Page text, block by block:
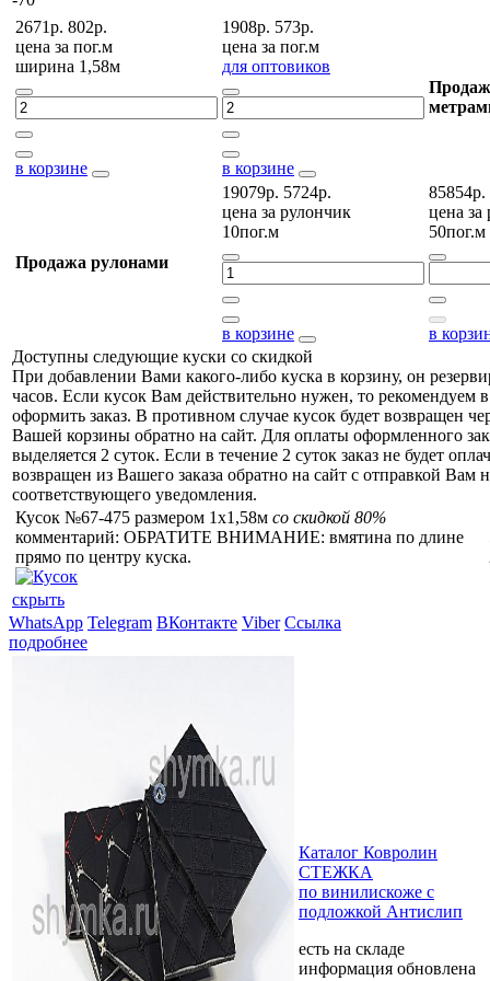
2671р. 802р.
цена за пог.м
ширина 1,58м
в корзине
1908р. 573р.
цена за пог.м
для оптовиков
в корзине
Продажа рулонами
19079р. 5724р.
цена за рулончик
10пог.м
в корзине
85854р.
цена за
50пог.м
в
Доступны следующие куски со скидкой
При добавлении Вами какого-либо куска в корзину, он
часов. Если кусок Вам действительно нужен, то рекомендуем
оформить заказ. В противном случае кусок будет возвращен
Вашей корзины обратно на сайт. Для оплаты оформленного
выделяется 2 суток. Если в течение 2 суток заказ не будет
возвращен из Вашего заказа обратно на сайт с отправкой Вам
соответствующего уведомления.
Кусок №67-475 размером 1x1,58м со скидкой 80%
комментарий: ОБРАТИТЕ ВНИМАНИЕ: вмятина по длине
прямо по центру куска.
скрыть
WhatsApp Telegram ВКонтакте Viber Ссылка
подробнее
Каталог Ковролин
СТЕЖКА
по винилискоже с
подложкой Антислип
есть на складе
информация обновлена